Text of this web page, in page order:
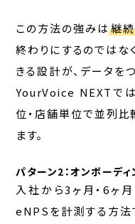
この方法の強みは 継
終わりにするのではな
きる設計が、データを
YourVoice NEXTで
位・店舗単位で並列
ます。
パターン2：オンボーデ
入社から3ヶ月・6ヶ
eNPSを計測する方法